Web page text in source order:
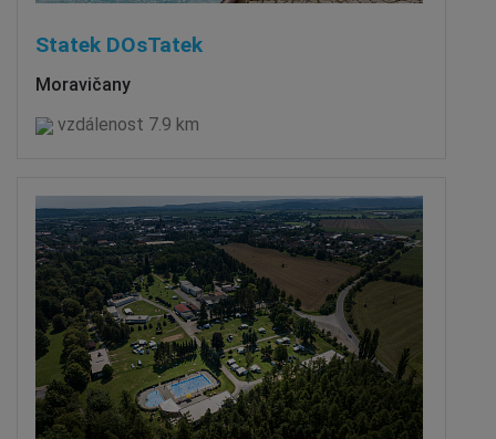
Statek DOsTatek
Moravičany
vzdálenost 7.9 km